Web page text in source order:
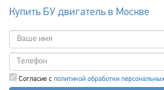
Купить БУ двигатель в Москве
Согласие с политикой обработки